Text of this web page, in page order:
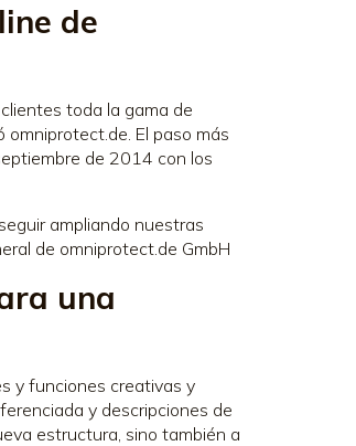
de
toda la gama de
El paso más
de 2014 con los
ampliando nuestras
de omniprotect.de GmbH
una
y funciones creativas y
y descripciones de
estructura, sino también a